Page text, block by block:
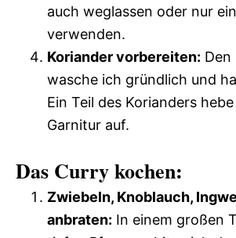
auch weglassen oder nur
verwenden.
Koriander vorbereiten: Den
wasche ich gründlich und
Ein Teil des Korianders
Garnitur auf.
Das Curry kochen:
Zwiebeln, Knoblauch,
anbraten: In einem großen